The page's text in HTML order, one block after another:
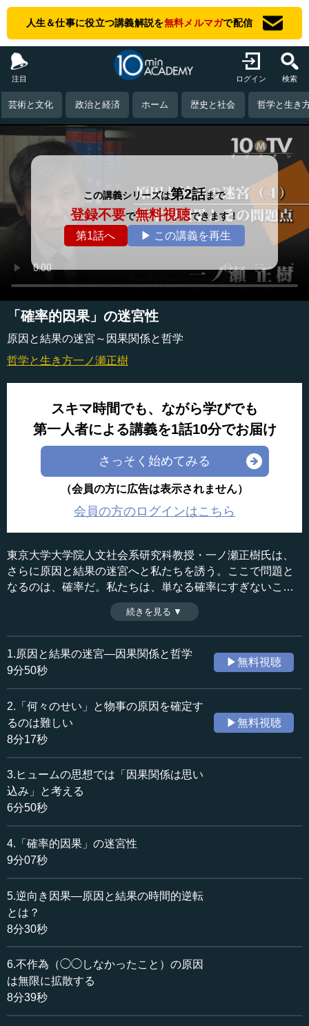
人生＆仕事に役立つ講義解説を無料メルマガで配信
注目 ログイン 検索
芸術と文化 政治と経済 ホーム 歴史と社会 哲学と生き
この講義シリーズは第2話まで
登録不要で無料視聴できます！
第1話へ ▶ この講義を再生
「確率的因果」の迷宮性
原因と結果の迷宮～因果関係と哲学
哲学と生き方一ノ瀬正樹
スキマ時間でも、ながら学びでも
第一人者による講義を1話10分でお届け
さっそく始めてみる
（会員の方に広告は表示されません）
会員の方のログインはこちら
東京大学大学院人文社会系研究科教授・一ノ瀬正樹氏は、
さらに原因と結果の迷宮へと私たちを誘う。ここで問題と
なるのは、確率だ。私たちは、単なる確率にすぎないこと
に、時として強固な因果関係を見てしまう。しかも、予防
接種と副作用の問題のように、確率は私たちの生活でも大
きな問題となり得る。（全8話中第4話）
収録日：2016年12月15日
追加日：2017年3月4日
カテゴリー：
社会・福祉
倫理・人権
≪全文≫
●「肺がんを減らすためには喫煙を抑制すべき」は本
当か
かつてロナルド・フィッシャーという統計学者は、喫煙
とがん発症の因果関係を確信し過ぎることで、過激な禁煙
定として警鐘を鳴らしたのです。ある遺伝的な構造を生来
持っている人は、その遺伝的構造ゆえにたばこを吸いたく
なる、ニコチンを非常に欲してしまう傾向を持ちます。し
かし、その遺伝的構造は同時に、そうした遺伝的構造を持
たない人に比べて、肺がんのようながんをより多く発症さ
せる場合があると想定します。
もしそういうことが成り立っているとしたら、いくら喫
煙を抑制してたばこを吸わないようにしても、もともとそ
の人はがん体質なので、がんになってしまいます。だとす
れば変な話ですが、そうした人には他人に迷惑をかけない
続きを見る ▼
1.原因と結果の迷宮―因果関係と哲学
9分50秒
▶無料視聴
2.「何々のせい」と物事の原因を確定す
るのは難しい
8分17秒
▶無料視聴
3.ヒュームの思想では「因果関係は思い
込み」と考える
6分50秒
4.「確率的因果」の迷宮性
9分07秒
5.逆向き因果―原因と結果の時間的逆転
とは？
8分30秒
6.不作為（◯◯しなかったこと）の原因
は無限に拡散する
8分39秒